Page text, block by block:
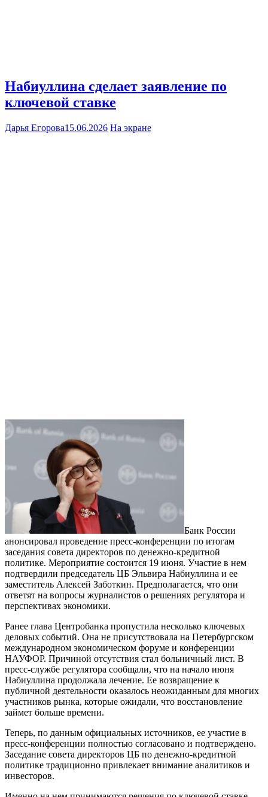
Набиуллина сделает заявление по
ключевой ставке
Дарья Егорова15.06.2026 На экране
Банк России
анонсировал проведение пресс-конференции по итогам
заседания совета директоров по денежно-кредитной
политике. Мероприятие состоится 19 июня. Участие в нем
подтвердили председатель ЦБ Эльвира Набиуллина и ее
заместитель Алексей Заботкин. Предполагается, что они
ответят на вопросы журналистов о решениях регулятора и
перспективах экономики.
Ранее глава Центробанка пропустила несколько ключевых
деловых событий. Она не присутствовала на Петербургском
международном экономическом форуме и конференции
НАУФОР. Причиной отсутствия стал больничный лист. В
пресс-службе регулятора сообщали, что на начало июня
Набиуллина продолжала лечение. Ее возвращение к
публичной деятельности оказалось неожиданным для многих
участников рынка, которые ожидали, что восстановление
займет больше времени.
Теперь, по данным официальных источников, ее участие в
пресс-конференции полностью согласовано и подтверждено.
Заседание совета директоров ЦБ по денежно-кредитной
политике традиционно привлекает внимание аналитиков и
инвесторов.